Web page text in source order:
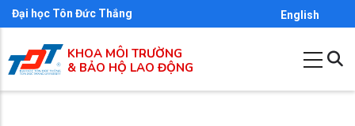
Nhảy
đến
nội
dung
Đại học Tôn Đức Thắng English
KHOA MÔI TRƯỜNG
& BẢO HỘ LAO ĐỘNG